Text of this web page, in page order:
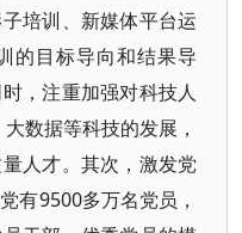
培训、新媒体平台运
的目标导向和结果导
，注重加强对科技人
数据等科技的发展，
人才。其次，激发党
有9500多万名党员，